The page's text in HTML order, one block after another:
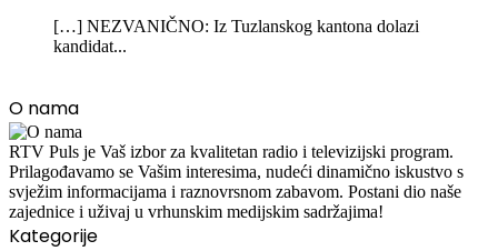
[…] NEZVANIČNO: Iz Tuzlanskog kantona dolazi
kandidat...
O nama
RTV Puls je Vaš izbor za kvalitetan radio i televizijski program.
Prilagođavamo se Vašim interesima, nudeći dinamično iskustvo s
svježim informacijama i raznovrsnom zabavom. Postani dio naše
zajednice i uživaj u vrhunskim medijskim sadržajima!
Kategorije